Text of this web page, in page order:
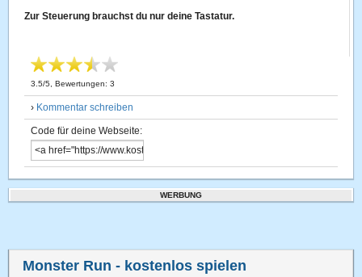
Zur Steuerung brauchst du nur deine Tastatur.
3.5/5 , Bewertungen:3
› Kommentar schreiben
Code für deine Webseite:
WERBUNG
Monster Run - kostenlos spielen